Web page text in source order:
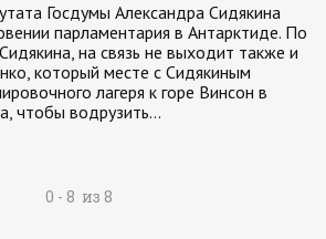
Госдумы Александра Сидякина
парламентария в Антарктиде. По
на связь не выходит также и
который месте с Сидякиным
лагеря к горе Винсон в
чтобы водрузить…
0 - 8 из 8